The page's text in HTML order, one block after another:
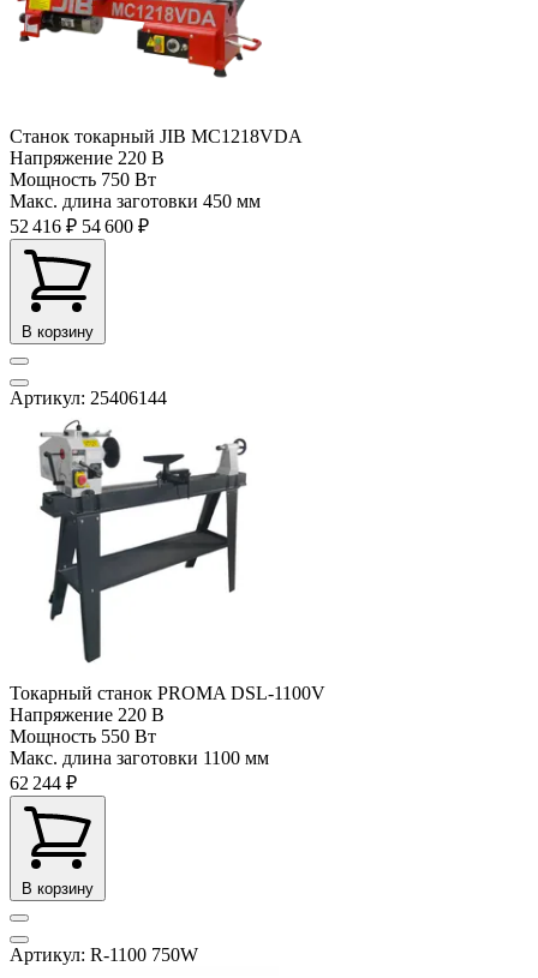
Станок токарный JIB MC1218VDA
Напряжение 220 В
Мощность 750 Вт
Макс. длина заготовки 450 мм
52 416 ₽ 54 600 ₽
В корзину
Артикул: 25406144
Токарный станок PROMA DSL-1100V
Напряжение 220 В
Мощность 550 Вт
Макс. длина заготовки 1100 мм
62 244 ₽
В корзину
Артикул: R-1100 750W